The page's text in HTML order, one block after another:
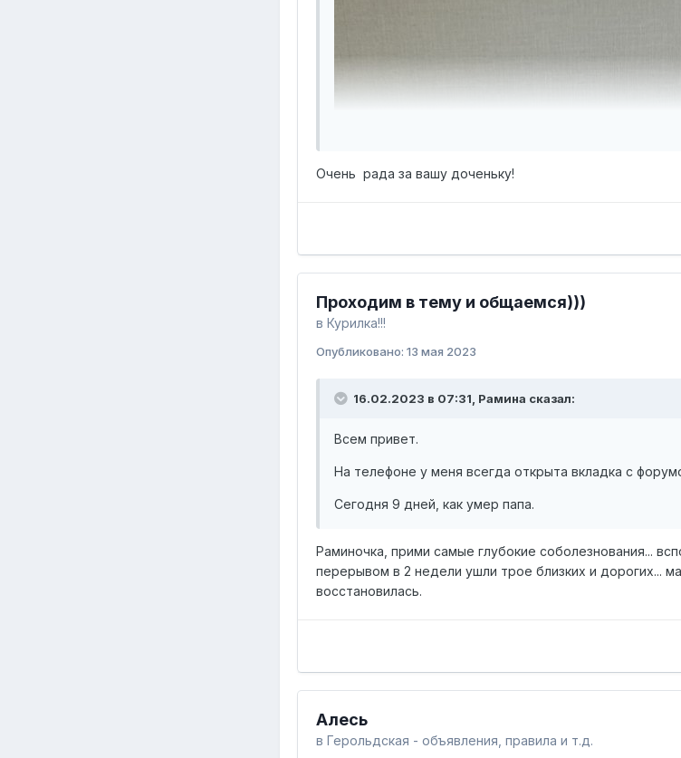
Очень рада за вашу доченьку!
Проходим в тему и общаемся)))
в Курилка!!!
Опубликовано: 13 мая 2023
16.02.2023 в 07:31, Рамина сказал:
Всем привет.
На телефоне у меня всегда открыта вкладка с
Сегодня 9 дней, как умер папа.
Раминочка, прими самые глубокие соболезнования...
перерывом в 2 недели ушли трое близких и дорогих...
восстановилась.
Алесь
в Герольдская - объявления, правила и т.д.